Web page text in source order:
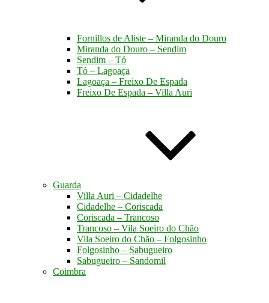
Fornillos de Aliste – Miranda do Douro
Miranda do Douro – Sendim
Sendim – Tó
Tó – Lagoaça
Lagoaça – Freixo De Espada
Freixo De Espada – Villa Auri
Guarda
Villa Auri – Cidadelhe
Cidadelhe – Coriscada
Coriscada – Trancoso
Trancoso – Vila Soeiro do Chão
Vila Soeiro do Chão – Folgosinho
Folgosinho – Sabugueiro
Sabugueiro – Sandomil
Coimbra